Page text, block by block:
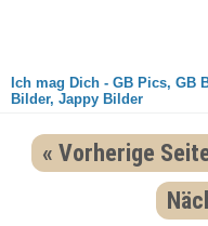
Ich mag Dich - GB Pics, GB
Bilder, Jappy Bilder
« Vorherige